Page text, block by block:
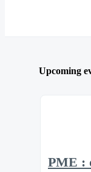
Upcoming
PME :